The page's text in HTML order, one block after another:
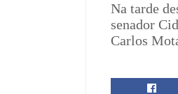
Na tarde
senador
Carlos